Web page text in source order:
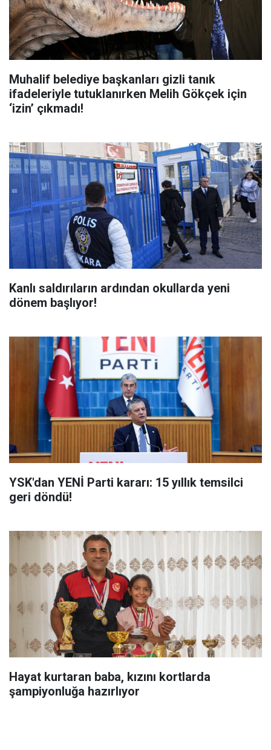
Muhalif belediye başkanları gizli tanık
ifadeleriyle tutuklanırken Melih Gökçek için
‘izin’ çıkmadı!
Kanlı saldırıların ardından okullarda yeni
dönem başlıyor!
YSK'dan YENİ Parti kararı: 15 yıllık temsilci
geri döndü!
Hayat kurtaran baba, kızını kortlarda
şampiyonluğa hazırlıyor